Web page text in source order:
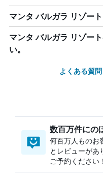
マンタ バルガラ リゾー
マンタ バルガラ リゾー
い。
よくある質
数百万件にの
何百万人ものお
とレビューがあ
ご予約ください！